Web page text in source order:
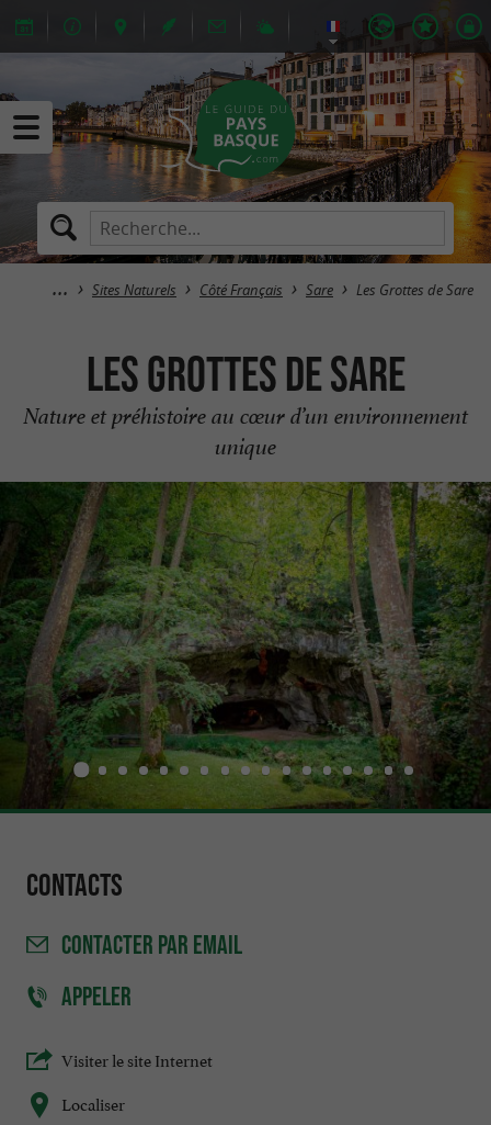
Sites Naturels Côté Français Sare Les Grottes de Sare
Les Grottes de Sare
Nature et préhistoire au cœur d’un environnement
unique
Contacts
CONTACTER PAR EMAIL
APPELER
Visiter le site Internet
Localiser